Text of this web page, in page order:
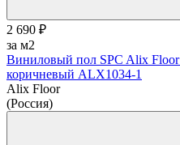
2 690 ₽
за м2
Виниловый пол SPC Alix
коричневый ALX1034-1
Alix Floor
(Россия)